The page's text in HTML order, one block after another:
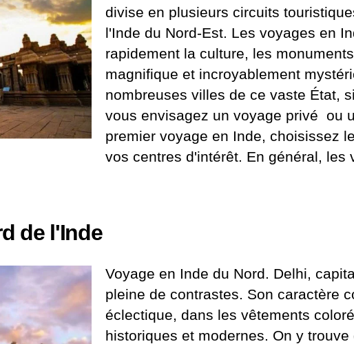
divise en plusieurs circuits
l'Inde du Nord-Est. Les voyages en
rapidement la culture, les
magnifique et incroyablement
nombreuses villes de ce vaste État,
vous envisagez un voyage privé ou
premier voyage en Inde, choisissez
vos centres d'intérêt. En général,
de l'Inde
Voyage en Inde du Nord. Delhi,
pleine de contrastes. Son caractère
éclectique, dans les vêtements
historiques et modernes. On y